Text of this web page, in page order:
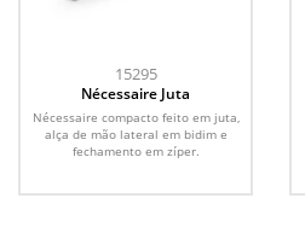
15295
Nécessaire Juta
Nécessaire compacto feito em juta,
alça de mão lateral em bidim e
fechamento em zíper.